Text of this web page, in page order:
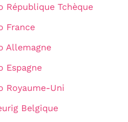
République Tchèque
France
Allemagne
Espagne
Royaume-Uni
Belgique